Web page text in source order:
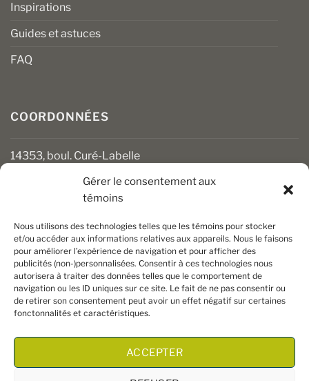
Gérer le consentement aux
témoins
Nous utilisons des technologies telles que les témoins pour stocker
et/ou accéder aux informations relatives aux appareils. Nous le faisons
pour améliorer l’expérience de navigation et pour afficher des
publicités (non-)personnalisées. Consentir à ces technologies nous
autorisera à traiter des données telles que le comportement de
navigation ou les ID uniques sur ce site. Le fait de ne pas consentir ou
de retirer son consentement peut avoir un effet négatif sur certaines
fonctonnalités et caractéristiques.
ACCEPTER
Inspirations
Guides et astuces
FAQ
COORDONNÉES
14353, boul. Curé-Labelle
clients@boiseriesalgonquin.com
HEURES D’OUVERTURE
Lundi au vendredi : 6 h 30 à 17 h 30
Samedi : 8 h à 17 h
Dimanche : Fermé